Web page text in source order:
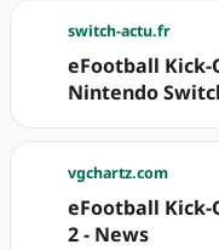
switch-actu.fr
eFootball Kick-
Nintendo
vgchartz.com
eFootball Kick-
2 - News